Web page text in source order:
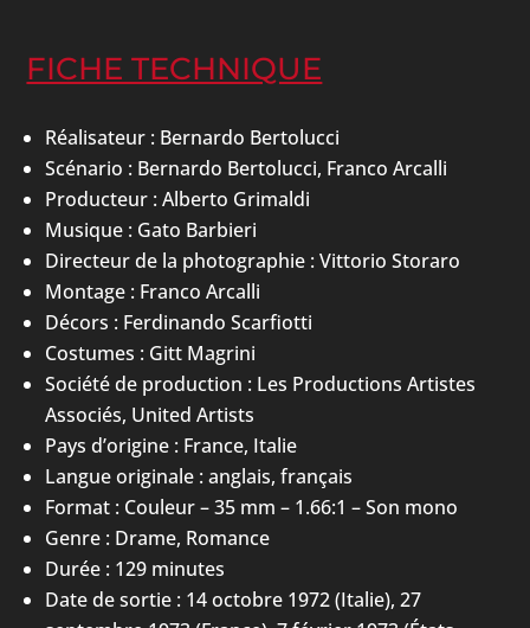
FICHE TECHNIQUE
Réalisateur : Bernardo Bertolucci
Scénario : Bernardo Bertolucci, Franco Arcalli
Producteur : Alberto Grimaldi
Musique : Gato Barbieri
Directeur de la photographie : Vittorio Storaro
Montage : Franco Arcalli
Décors : Ferdinando Scarfiotti
Costumes : Gitt Magrini
Société de production : Les Productions Artistes
Associés, United Artists
Pays d’origine : France, Italie
Langue originale : anglais, français
Format : Couleur – 35 mm – 1.66:1 – Son mono
Genre : Drame, Romance
Durée : 129 minutes
Date de sortie : 14 octobre 1972 (Italie), 27